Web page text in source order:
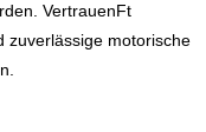
VertrauenFt
zuverlässige motorische